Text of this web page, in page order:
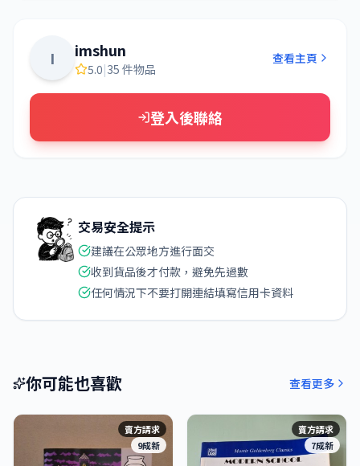
I imshun
5.0|35 件物品
查看主頁
登入後聯絡
交易安全提示
建議在公眾地方進行面交
收到貨品後才付款，避免先過數
任何情況下不要打開連結填寫信用卡資料
你可能也喜歡 查看更多
賣方請求
9成新
賣方請求
7成新